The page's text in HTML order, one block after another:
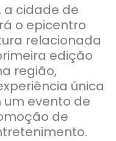
a cidade de
o epicentro
relacionada
edição
região,
única
um evento de
de